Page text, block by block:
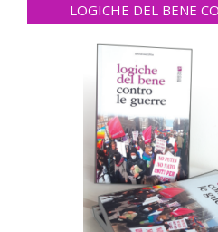
LOGICHE DEL BENE